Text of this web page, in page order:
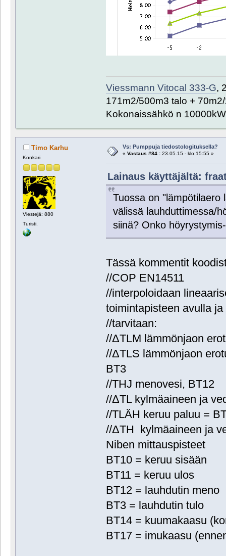
Viessmann Vitocal 333-G,
171m2/500m3 talo +
Kokonaissähkö n
Timo Karhu
Konkari
Viestejä: 880
Turisti.
Vs: Pumppuja tiedostologituksella?
« Vastaus #84 :23.05.15 - klo:15:55 »
Lainaus käyttäjältä:
Tuossa on "lämpötilaero
välissä lauhduttimessa/
siinä? Onko
Tässä kommentit
//COP EN14511
//interpoloidaan
toimintapisteen avulla
//tarvitaan:
//ΔTLM lämmönjaon
//ΔTLS lämmönjaon
BT3
//THJ menovesi, BT12
//ΔTL kylmäaineen ja
//TLÄH keruu paluu =
//ΔTH kylmäaineen ja
Niben mittauspisteet
BT10 = keruu sisään
BT11 = keruu ulos
BT12 = lauhdutin meno
BT3 = lauhdutin tulo
BT14 = kuumakaasu
BT17 = imukaasu